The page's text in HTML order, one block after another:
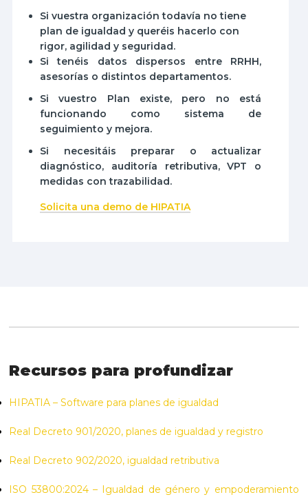
Si vuestra organización todavía no tiene
plan de igualdad y queréis hacerlo con
rigor, agilidad y seguridad.
Si tenéis datos dispersos entre RRHH,
asesorías o distintos departamentos.
Si vuestro Plan existe, pero no está
funcionando como sistema de
seguimiento y mejora.
Si necesitáis preparar o actualizar
diagnóstico, auditoría retributiva, VPT o
medidas con trazabilidad.
Solicita una demo de HIPATIA
Recursos para profundizar
HIPATIA – Software para planes de igualdad
Real Decreto 901/2020, planes de igualdad y registro
Real Decreto 902/2020, igualdad retributiva
ISO 53800:2024 – Igualdad de género y empoderamiento